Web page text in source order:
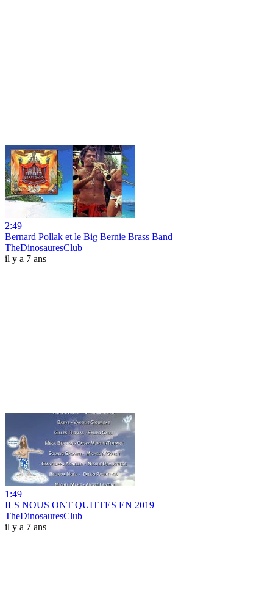
2:49
Bernard Pollak et le Big Bernie Brass Band
TheDinosauresClub
il y a 7 ans
1:49
ILS NOUS ONT QUITTES EN 2019
TheDinosauresClub
il y a 7 ans